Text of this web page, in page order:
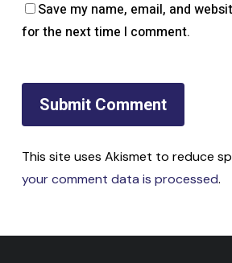
Save my name, email, and
for the next time I comment.
This site uses Akismet to reduce
your comment data is processed.